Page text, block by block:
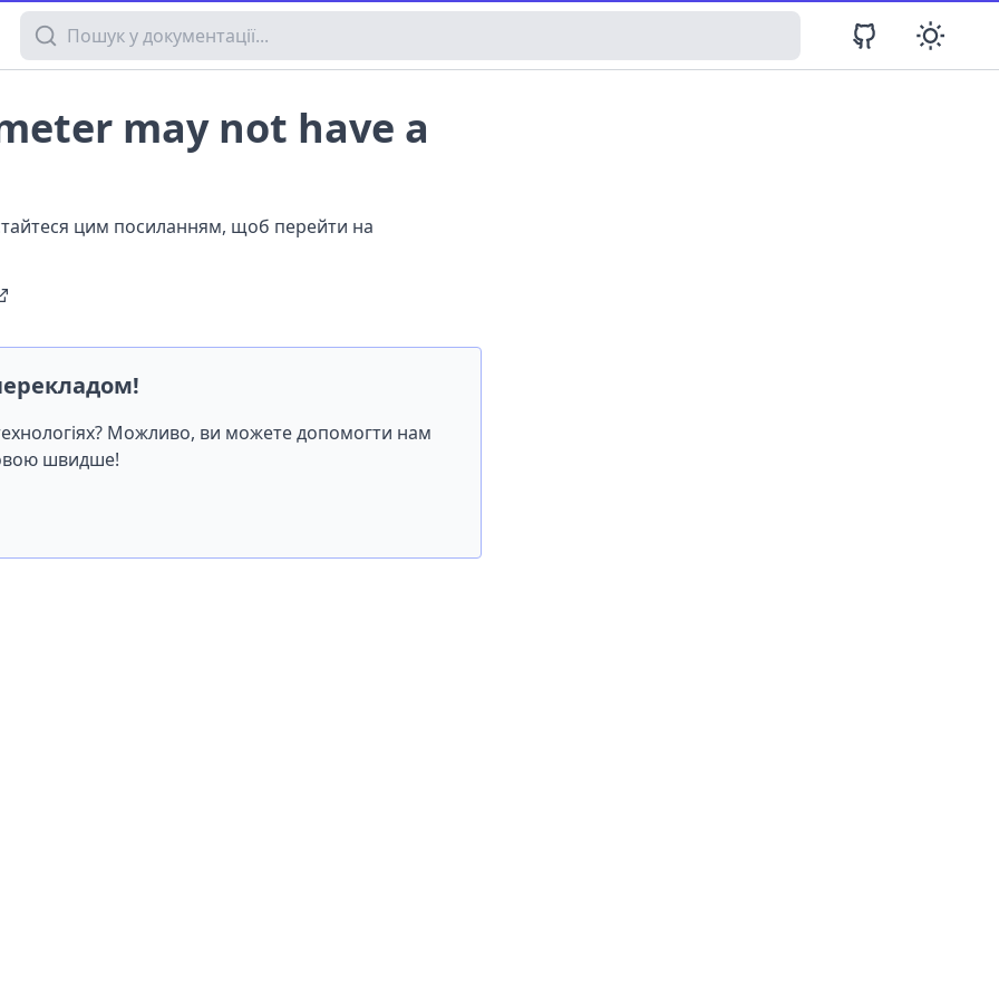
Пошук у документації
may not have a
цим посиланням, щоб перейти на
Можливо, ви можете допомогти нам
швидше!